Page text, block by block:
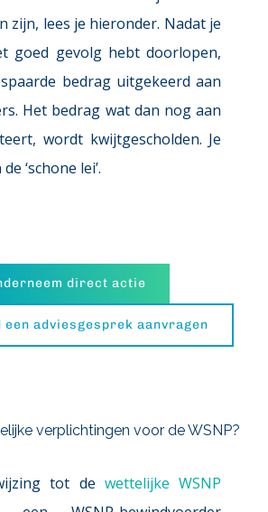
zijn, lees je hieronder. Nadat je
goed gevolg hebt doorlopen,
bedrag uitgekeerd aan
Het bedrag wat dan nog aan
wordt kwijtgescholden. Je
‘schone lei’.
direct actie
adviesgesprek aanvragen
verplichtingen voor de WSNP?
tot de wettelijke WSNP